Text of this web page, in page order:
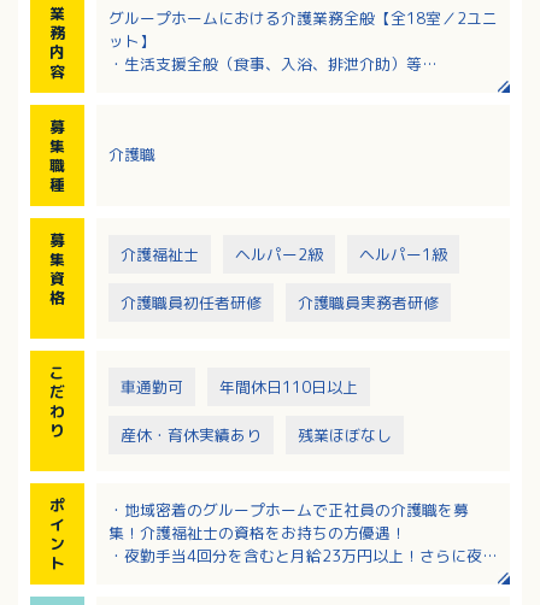
業
務
内
容
グループホームにおける介護業務全般【全18室／2ユニ
ット】
・生活支援全般（食事、入浴、排泄介助）等
募
集
職
種
介護職
募
集
資
格
介護福祉士 ヘルパー2級 ヘルパー1級
介護職員初任者研修 介護職員実務者研修
こ
だ
わ
り
車通勤可 年間休日110日以上
産休・育休実績あり 残業ほぼなし
ポ
イ
ン
ト
・地域密着のグループホームで正社員の介護職を募
集！介護福祉士の資格をお持ちの方優遇！
・夜勤手当4回分を含むと月給23万円以上！さらに夜勤